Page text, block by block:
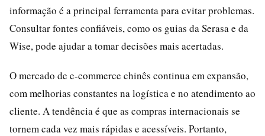
informação é a principal ferramenta para evitar problemas.
Consultar fontes confiáveis, como os guias da Serasa e da
Wise, pode ajudar a tomar decisões mais acertadas.
O mercado de e-commerce chinês continua em expansão,
com melhorias constantes na logística e no atendimento ao
cliente. A tendência é que as compras internacionais se
tornem cada vez mais rápidas e acessíveis. Portanto,